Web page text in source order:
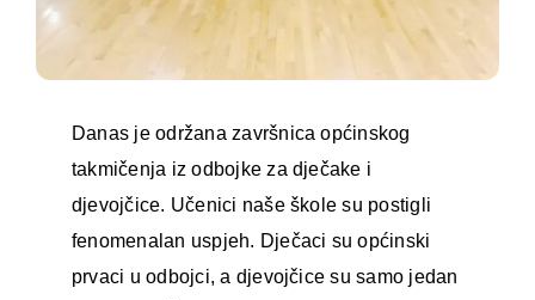
Danas je održana završnica općinskog
takmičenja iz odbojke za dječake i
djevojčice. Učenici naše škole su postigli
fenomenalan uspjeh. Dječaci su općinski
prvaci u odbojci, a djevojčice su samo jedan